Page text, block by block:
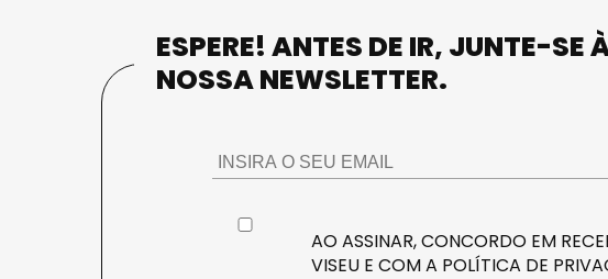
ESPERE! ANTES DE IR, JUNTE-SE
NOSSA NEWSLETTER.
AO ASSINAR, CONCORDO EM
VISEU E COM A POLÍTICA DE